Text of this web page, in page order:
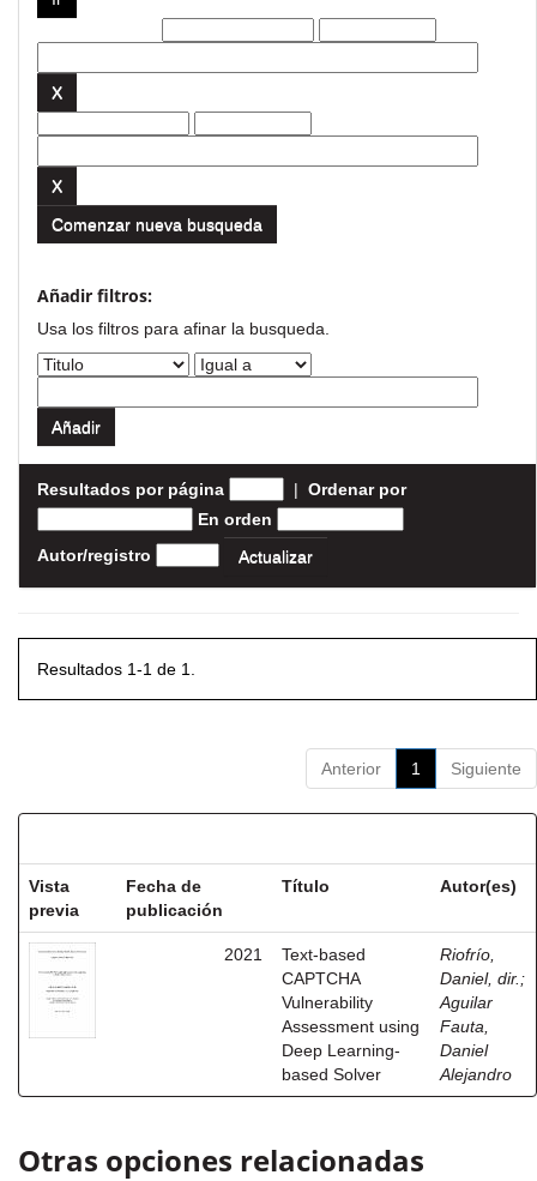
Comenzar nueva busqueda
Añadir filtros:
Usa los filtros para afinar la busqueda.
Resultados por página | Ordenar por
En orden
Autor/registro
Resultados 1-1 de 1.
Anterior 1 Siguiente
Vista
previa
Fecha de
publicación
Título Autor(es)
2021
Text-based
CAPTCHA
Vulnerability
Assessment using
Deep Learning-
based Solver
Riofrío,
Daniel, dir. ;
Aguilar
Fauta,
Daniel
Alejandro
Otras opciones relacionadas